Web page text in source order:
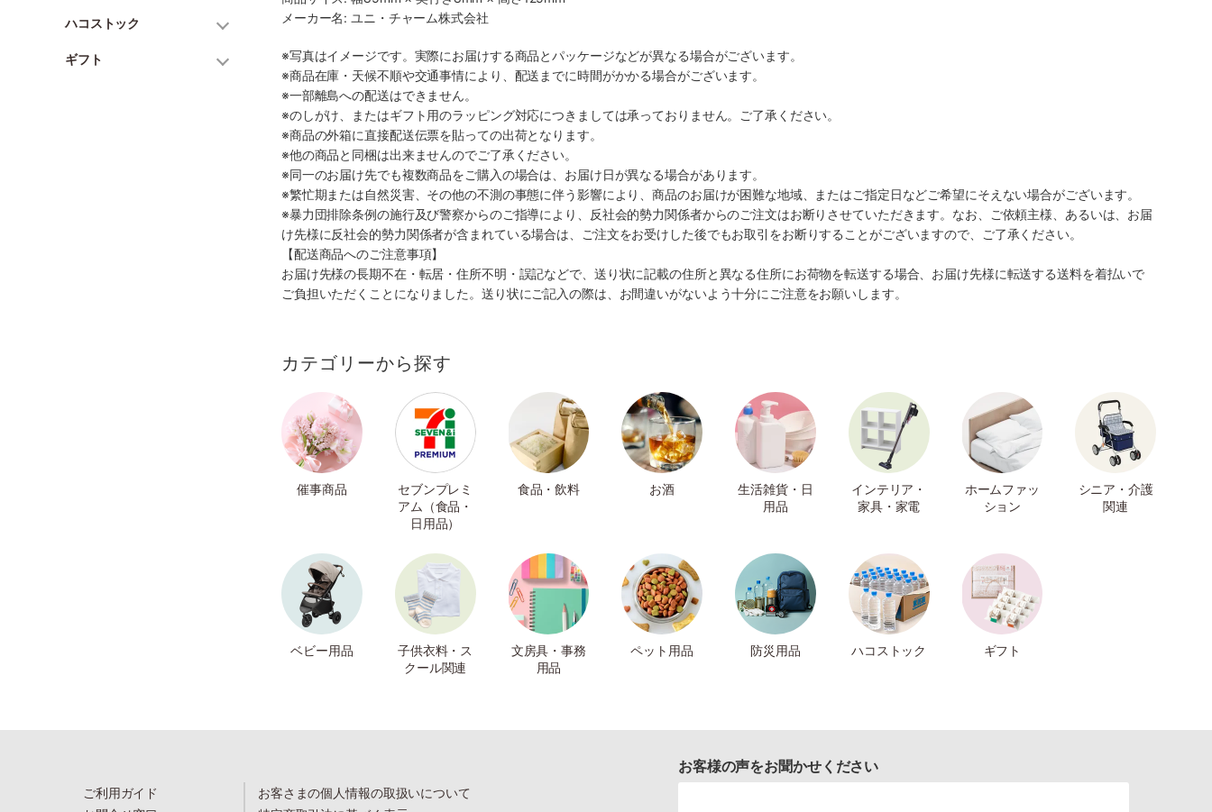
ハコストック
ギフト
メーカー名: ユニ・チャーム株式会社
※写真はイメージです。実際にお届けする商品とパッケージなどが異なる場合がございます。
※商品在庫・天候不順や交通事情により、配送までに時間がかかる場合がございます。
※一部離島への配送はできません。
※のしがけ、またはギフト用のラッピング対応につきましては承っておりません。ご了承ください。
※商品の外箱に直接配送伝票を貼っての出荷となります。
※他の商品と同梱は出来ませんのでご了承ください。
※同一のお届け先でも複数商品をご購入の場合は、お届け日が異なる場合があります。
※繁忙期または自然災害、その他の不測の事態に伴う影響により、商品のお届けが困難な地域、またはご指定日などご希望にそえない場合がございます。
※暴力団排除条例の施行及び警察からのご指導により、反社会的勢力関係者からのご注文はお断りさせていただきます。なお、ご依頼主様、あるいは、お届
け先様に反社会的勢力関係者が含まれている場合は、ご注文をお受けした後でもお取引をお断りすることがございますので、ご了承ください。
【配送商品へのご注意事項】
お届け先様の長期不在・転居・住所不明・誤記などで、送り状に記載の住所と異なる住所にお荷物を転送する場合、お届け先様に転送する送料を着払いで
ご負担いただくことになりました。送り状にご記入の際は、お間違いがないよう十分にご注意をお願いします。
カテゴリーから探す
催事商品
セブンプレミ
アム（食品・
日用品）
食品・飲料 お酒
生活雑貨・日
用品
インテリア・
家具・家電
ホームファッ
ション
シニア・介護
関連
ベビー用品
子供衣料・ス
クール関連
文房具・事務
用品
ペット用品 防災用品 ハコストック ギフト
ご利用ガイド
お客さまの個人情報の取扱いについて
お客様の声をお聞かせください